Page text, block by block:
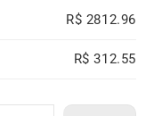
2812.96
312.55